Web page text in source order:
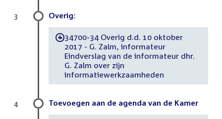
Overig:
-34700-34 Overig d.d. 10 oktober
2017 - G. Zalm, informateur
Eindverslag van de informateur dhr.
G. Zalm over zijn
informatiewerkzaamheden
3
Toevoegen aan de agenda van de Kamer
4